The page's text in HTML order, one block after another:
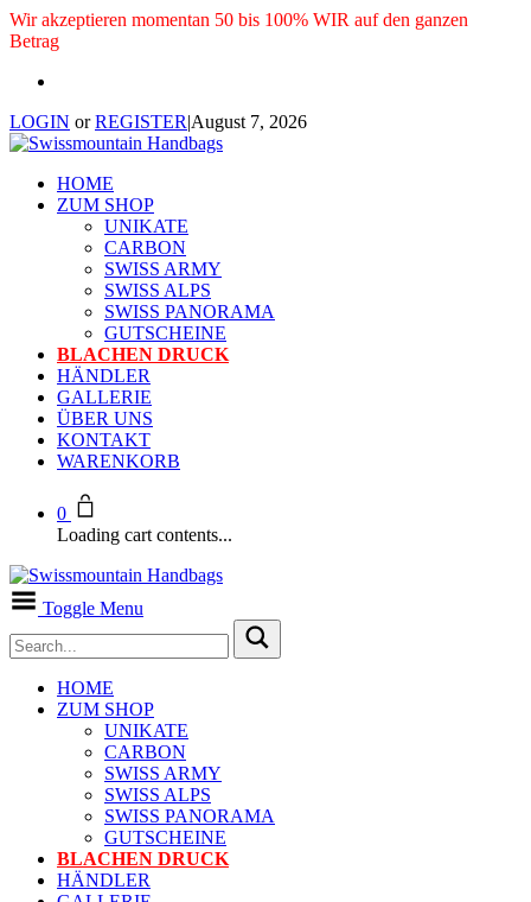
Wir akzeptieren momentan 50 bis 100% WIR auf den ganzen
Betrag
LOGIN orREGISTER|August 7, 2026
HOME
ZUM SHOP
UNIKATE
CARBON
SWISS ARMY
SWISS ALPS
SWISS PANORAMA
GUTSCHEINE
BLACHEN DRUCK
HÄNDLER
GALLERIE
ÜBER UNS
KONTAKT
WARENKORB
0
Loading cart contents...
Toggle Menu
HOME
ZUM SHOP
UNIKATE
CARBON
SWISS ARMY
SWISS ALPS
SWISS PANORAMA
GUTSCHEINE
BLACHEN DRUCK
HÄNDLER